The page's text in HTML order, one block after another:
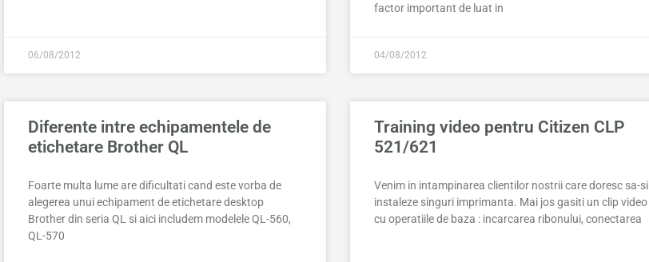
06/08/2012
factor important de luat in
04/08/2012
Diferente intre echipamentele de
etichetare Brother QL
Foarte multa lume are dificultati cand este vorba de
alegerea unui echipament de etichetare desktop
Brother din seria QL si aici includem modelele QL-560,
QL-570
Training video pentru Citizen CLP
521/621
Venim in intampinarea clientilor nostrii care doresc sa-si
instaleze singuri imprimanta. Mai jos gasiti un clip video
cu operatiile de baza : incarcarea ribonului, conectarea